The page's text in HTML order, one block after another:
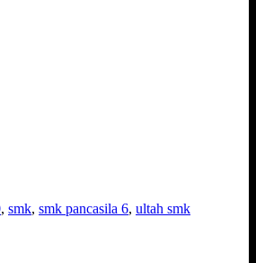
, smk, smk pancasila 6, ultah smk